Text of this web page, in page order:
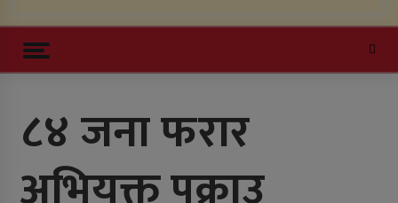
काठमाडौं उपत्यकाबाट बाहिरिने लामो
दूरीका सवारीसाधन बसपार्कमै रोकिए
८४ जना फरार